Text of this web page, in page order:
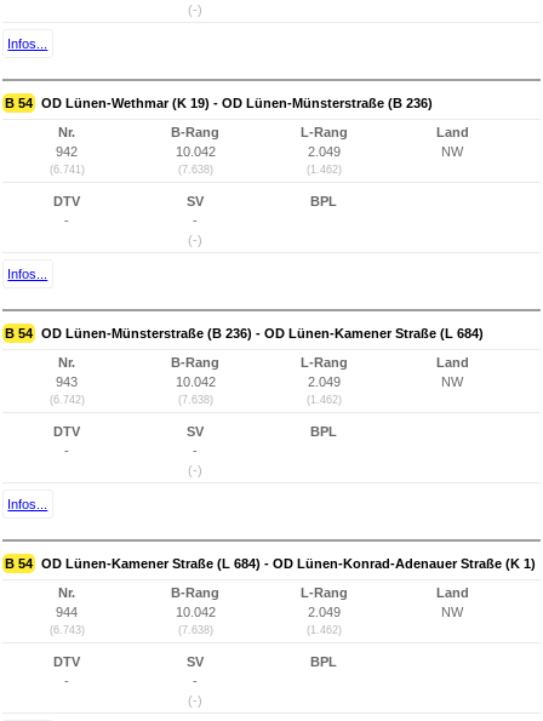
(-)
Infos...
B 54 OD Lünen-Wethmar (K 19) - OD Lünen-Münsterstraße (B 236)
Nr.
942
(6.741)
B-Rang
10.042
(7.638)
L-Rang
2.049
(1.462)
Land
NW
DTV
-
SV
-
(-)
BPL
Infos...
B 54 OD Lünen-Münsterstraße (B 236) - OD Lünen-Kamener Straße (L 684)
Nr.
943
(6.742)
B-Rang
10.042
(7.638)
L-Rang
2.049
(1.462)
Land
NW
DTV
-
SV
-
(-)
BPL
Infos...
B 54 OD Lünen-Kamener Straße (L 684) - OD Lünen-Konrad-Adenauer Straße (K 1)
Nr.
944
(6.743)
B-Rang
10.042
(7.638)
L-Rang
2.049
(1.462)
Land
NW
DTV
-
SV
-
(-)
BPL